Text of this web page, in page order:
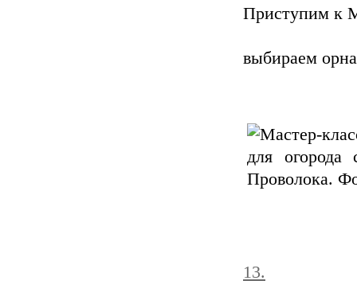
Приступим к
выбираем
13.